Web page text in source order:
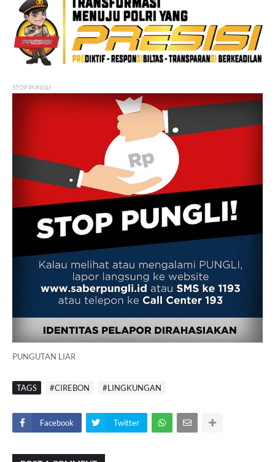
STOP PUNGLI
PUNGUTAN LIAR
TAGS #CIREBON #LINGKUNGAN
Facebook Twitter